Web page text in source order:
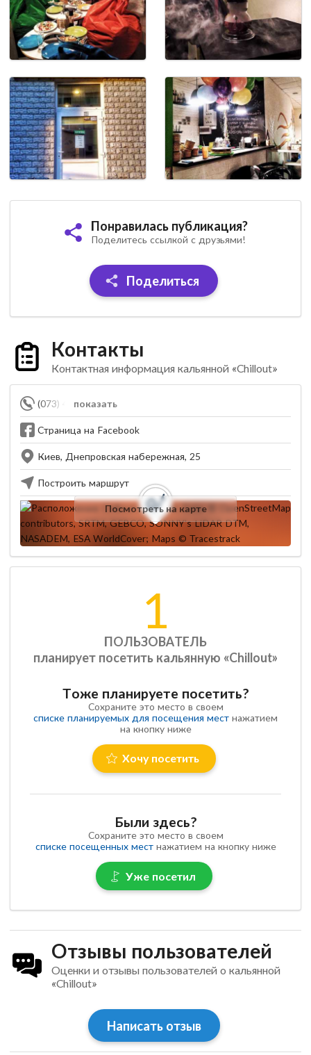
Понравилась публикация?
Поделитесь ссылкой с друзьями!
Поделиться
Контакты
Контактная информация кальянной «Chillout»
показать
(073) 445-44-15
Страница на Facebook
Киев, Днепровская набережная, 25
Построить маршрут
Посмотреть на карте
1
ПОЛЬЗОВАТЕЛЬ
планирует посетить кальянную «Chillout»
Тоже планируете посетить?
Сохраните это место в своем
списке планируемых для посещения мест нажатием
на кнопку ниже
Хочу посетить
Были здесь?
Сохраните это место в своем
списке посещенных местнажатием на кнопку ниже
Уже посетил
Отзывы пользователей
Оценки и отзывы пользователей о кальянной
«Chillout»
Написать отзыв